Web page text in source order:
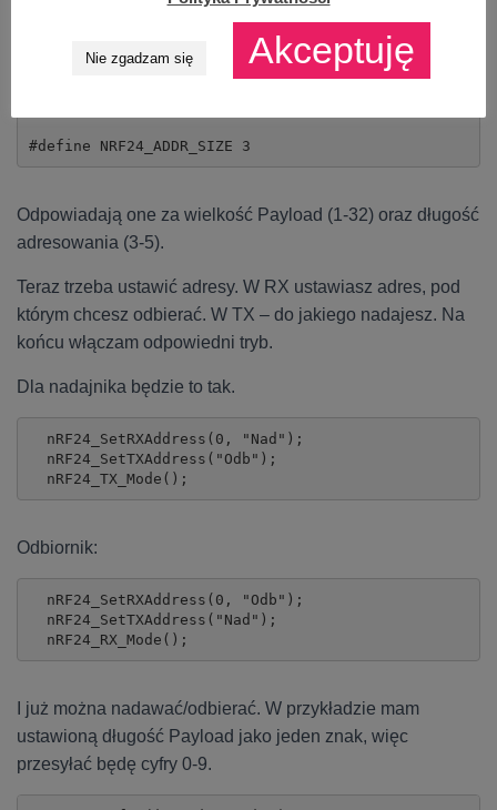
Są jeszcze dwie stałe, które ustawiasz w pliku
nRF24_Defs.h.
#define NRF24_ADDR_SIZE	3
Odpowiadają one za wielkość Payload (1-32) oraz długość
adresowania (3-5).
Teraz trzeba ustawić adresy. W RX ustawiasz adres, pod
którym chcesz odbierać. W TX – do jakiego nadajesz. Na
końcu włączam odpowiedni tryb.
Dla nadajnika będzie to tak.
  nRF24_SetRXAddress(0, "Nad");
  nRF24_SetTXAddress("Odb");
  nRF24_TX_Mode();
Odbiornik:
  nRF24_SetRXAddress(0, "Odb");
  nRF24_SetTXAddress("Nad");
  nRF24_RX_Mode();
I już można nadawać/odbierać. W przykładzie mam
ustawioną długość Payload jako jeden znak, więc
przesyłać będę cyfry 0-9.
Nie zgadzam się Akceptuję